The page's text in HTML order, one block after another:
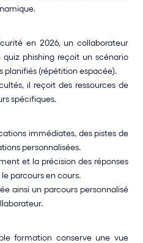
en 2026, un collaborateur
phishing reçoit un scénario
planifiés (répétition espacée).
il reçoit des ressources de
spécifiques.
immédiates, des pistes de
personnalisées.
et la précision des réponses
parcours en cours.
ainsi un parcours personnalisé
formation conserve une vue